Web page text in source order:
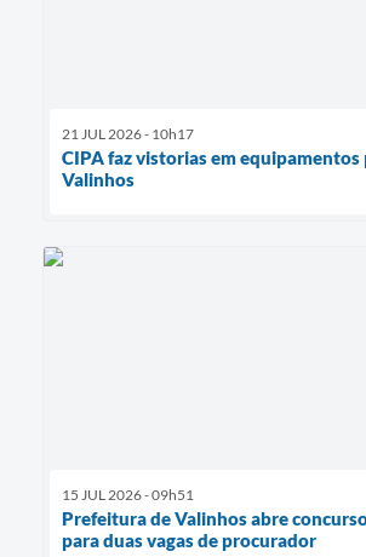
21 JUL 2026 - 10h17
CIPA faz vistorias em equipamentos
Valinhos
15 JUL 2026 - 09h51
Prefeitura de Valinhos abre
para duas vagas de procurador